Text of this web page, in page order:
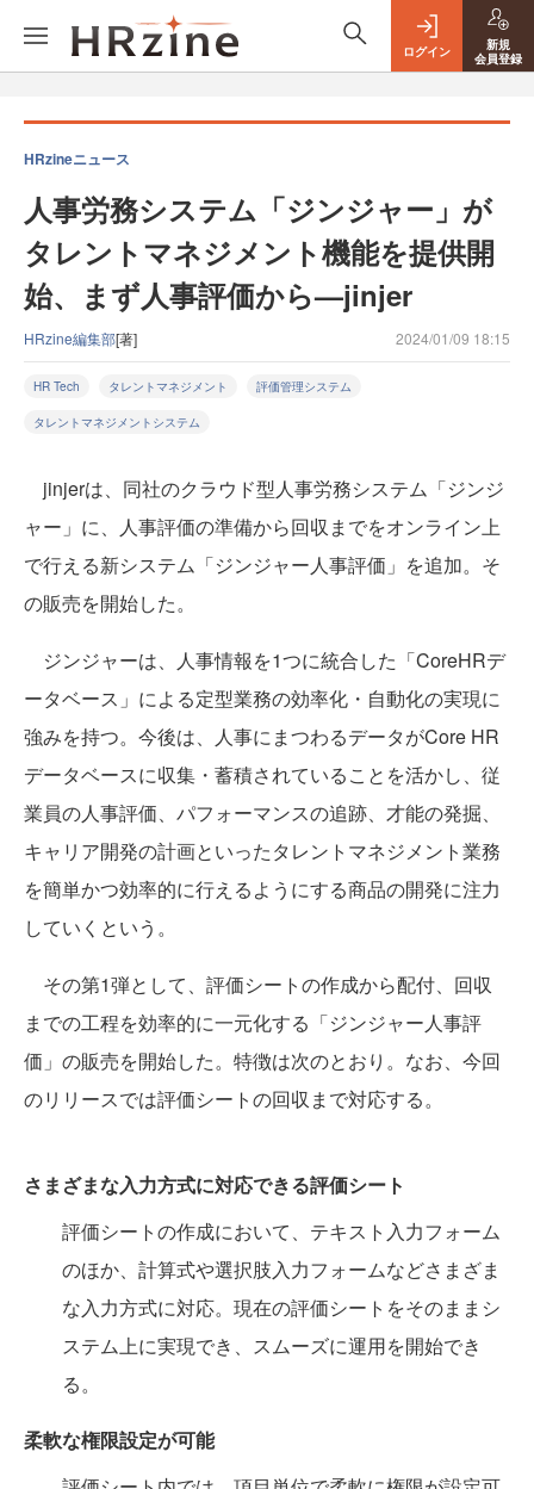
ログイン
新規
会員登録
HRzineニュース
人事労務システム「ジンジャー」が
タレントマネジメント機能を提供開
始、まず人事評価から—jinjer
HRzine編集部[著] 2024/01/09 18:15
HR Tech タレントマネジメント 評価管理システム
タレントマネジメントシステム
jinjerは、同社のクラウド型人事労務システム「ジンジ
ャー」に、人事評価の準備から回収までをオンライン上
で行える新システム「ジンジャー人事評価」を追加。そ
の販売を開始した。
ジンジャーは、人事情報を1つに統合した「CoreHRデ
ータベース」による定型業務の効率化・自動化の実現に
強みを持つ。今後は、人事にまつわるデータがCore HR
データベースに収集・蓄積されていることを活かし、従
業員の人事評価、パフォーマンスの追跡、才能の発掘、
キャリア開発の計画といったタレントマネジメント業務
を簡単かつ効率的に行えるようにする商品の開発に注力
していくという。
その第1弾として、評価シートの作成から配付、回収
までの工程を効率的に一元化する「ジンジャー人事評
価」の販売を開始した。特徴は次のとおり。なお、今回
のリリースでは評価シートの回収まで対応する。
さまざまな入力方式に対応できる評価シート
評価シートの作成において、テキスト入力フォーム
のほか、計算式や選択肢入力フォームなどさまざま
な入力方式に対応。現在の評価シートをそのままシ
ステム上に実現でき、スムーズに運用を開始でき
る。
柔軟な権限設定が可能